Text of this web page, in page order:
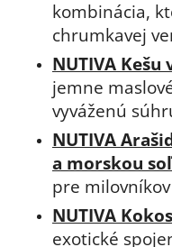
kombinácia,
chrumkavej
NUTIVA
jemne
vyváženú
NUTIVA
a morskou
pre
NUTIVA
exotické